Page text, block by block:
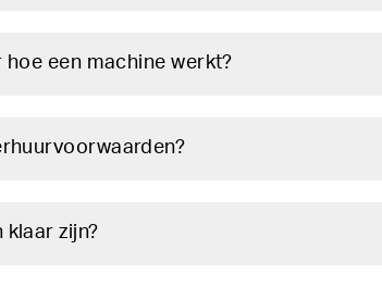
hoe een machine werkt?
klaar zijn?